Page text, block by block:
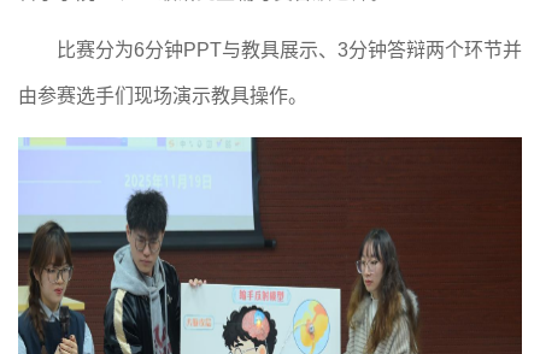
比赛分为6分钟PPT与教具展示、3分钟答辩两个环节并
由参赛选手们现场演示教具操作。